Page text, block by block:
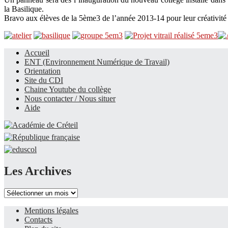
la Basilique.
Bravo aux élèves de la 5ème3 de l’année 2013-14 pour leur
Le site du collège
Accueil
ENT (Environnement Numérique de Travail)
Orientation
Site du CDI
Chaine Youtube du collège
Nous contacter / Nous situer
Aide
Les Archives
Les
Mentions légales
Contacts